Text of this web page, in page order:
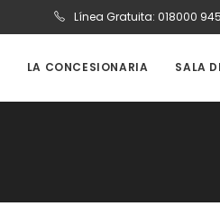
Línea Gratuita: 018000
LA CONCESIONARIA SALA